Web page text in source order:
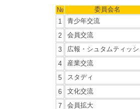
№ 委員会名
1
青少年交流
2
会員交流
3
広報・シュタムティッシ
4
産業交流
5
スタディ
6
文化交流
7
会員拡大